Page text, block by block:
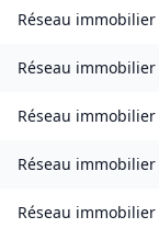
Réseau immobilier
Réseau immobilier
Réseau immobilier
Réseau immobilier
Réseau immobilier